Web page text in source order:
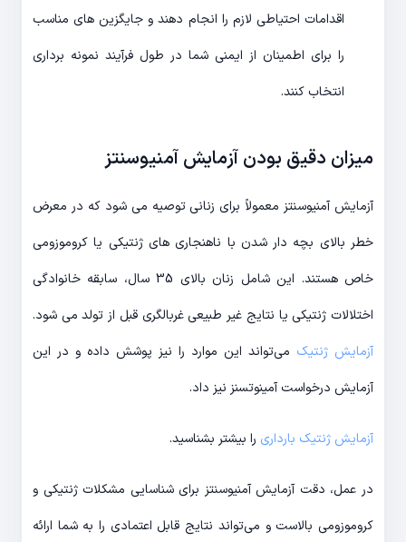
اقدامات احتیاطی لازم را انجام دهند و جایگزین های مناسب
را برای اطمینان از ایمنی شما در طول فرآیند نمونه برداری
انتخاب کنند.
میزان دقیق بودن آزمایش آمنیوسنتز
آزمایش آمنیوسنتز معمولاً برای زنانی توصیه می شود که در معرض
خطر بالای بچه دار شدن با ناهنجاری های ژنتیکی یا کروموزومی
خاص هستند. این شامل زنان بالای 35 سال، سابقه خانوادگی
اختلالات ژنتیکی یا نتایج غیر طبیعی غربالگری قبل از تولد می شود.
آزمایش ژنتیک می‌تواند این موارد را نیز پوشش داده و در این
آزمایش درخواست آمینوتسنز نیز داد.
آزمایش ژنتیک بارداری را بیشتر بشناسید.
در عمل، دقت آزمایش آمنیوسنتز برای شناسایی مشکلات ژنتیکی و
کروموزومی بالاست و می‌تواند نتایج قابل اعتمادی را به شما ارائه